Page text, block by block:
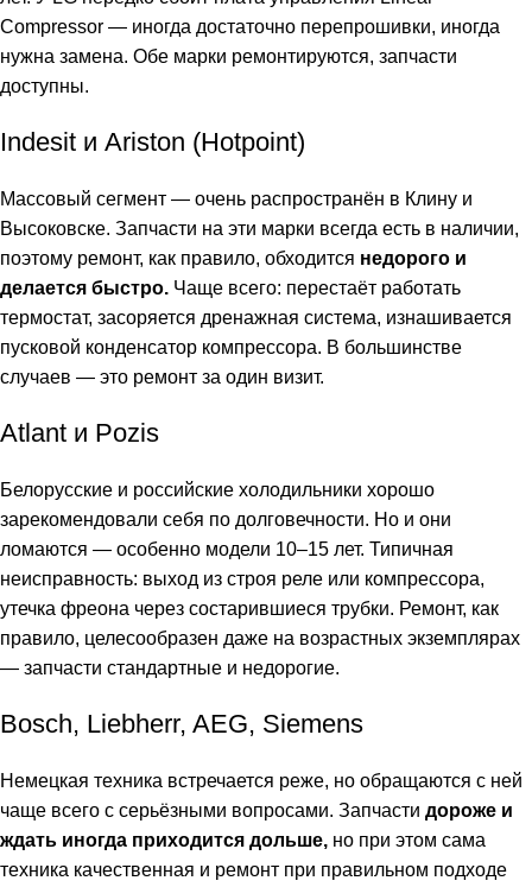
Compressor — иногда достаточно перепрошивки, иногда
нужна замена. Обе марки ремонтируются, запчасти
доступны.
Indesit и Ariston (Hotpoint)
Массовый сегмент — очень распространён в Клину и
Высоковске. Запчасти на эти марки всегда есть в наличии,
поэтому ремонт, как правило, обходится недорого и
делается быстро. Чаще всего: перестаёт работать
термостат, засоряется дренажная система, изнашивается
пусковой конденсатор компрессора. В большинстве
случаев — это ремонт за один визит.
Atlant и Pozis
Белорусские и российские холодильники хорошо
зарекомендовали себя по долговечности. Но и они
ломаются — особенно модели 10–15 лет. Типичная
неисправность: выход из строя реле или компрессора,
утечка фреона через состарившиеся трубки. Ремонт, как
правило, целесообразен даже на возрастных экземплярах
— запчасти стандартные и недорогие.
Bosch, Liebherr, AEG, Siemens
Немецкая техника встречается реже, но обращаются с ней
чаще всего с серьёзными вопросами. Запчасти дороже и
ждать иногда приходится дольше, но при этом сама
техника качественная и ремонт при правильном подходе